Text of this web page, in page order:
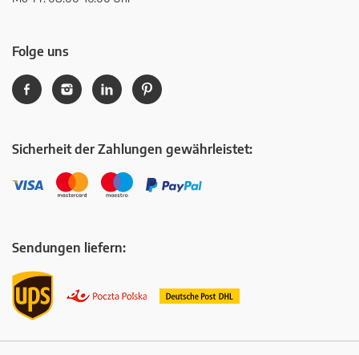
Folge uns
Sicherheit der Zahlungen gewährleistet:
Sendungen liefern: